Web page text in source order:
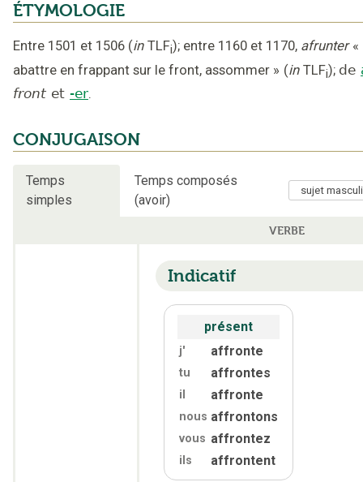
ÉTYMOLOGIE
Entre 1501 et 1506 (in TLFi); entre 1160 et 1170, afrunter «
abattre en frappant sur le front, assommer » (in TLFi); de
front et -er.
CONJUGAISON
Temps
simples
Temps composés
(avoir)
VERBE
Indicatif
présent
j' affronte
tu affrontes
il affronte
nous affrontons
vous affrontez
ils affrontent